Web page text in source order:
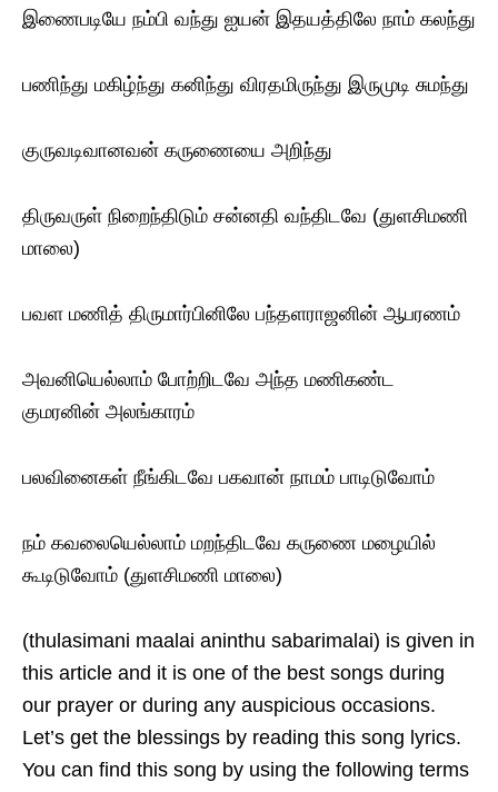
இணைபடியே நம்பி வந்து ஐயன் இதயத்திலே நாம் கலந்து
பணிந்து மகிழ்ந்து கனிந்து விரதமிருந்து இருமுடி சுமந்து
குருவடிவானவன் கருணையை அறிந்து
திருவருள் நிறைந்திடும் சன்னதி வந்திடவே (துளசிமணி
மாலை)
பவள‌ மணித் திருமார்பினிலே பந்தளராஜனின் ஆபரணம்
அவனியெல்லாம் போற்றிடவே அந்த‌ மணிகண்ட‌
குமரனின் அலங்காரம்
பலவினைகள் நீங்கிடவே பகவான் நாமம் பாடிடுவோம்
நம் கவலையெல்லாம் மறந்திடவே கருணை மழையில்
கூடிடுவோம் (துளசிமணி மாலை)
(thulasimani maalai aninthu sabarimalai) is given in
this article and it is one of the best songs during
our prayer or during any auspicious occasions.
Let’s get the blessings by reading this song lyrics.
You can find this song by using the following terms